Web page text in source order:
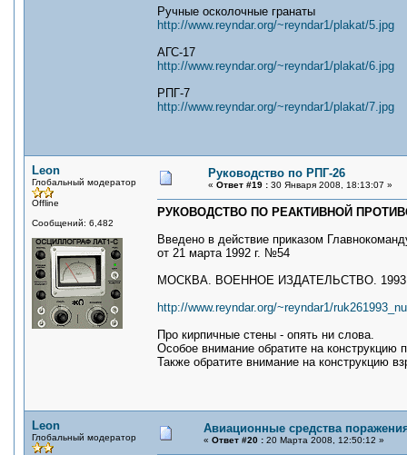
Ручные осколочные гранаты
http://www.reyndar.org/~reyndar1/plakat/5.jpg
АГС-17
http://www.reyndar.org/~reyndar1/plakat/6.jpg
РПГ-7
http://www.reyndar.org/~reyndar1/plakat/7.jpg
Leon
Глобальный модератор
Offline
Сообщений: 6,482
Руководство по РПГ-26
« Ответ #19 : 30 Января 2008, 18:13:07 »
РУКОВОДСТВО ПО РЕАКТИВНОЙ
Введено в действие приказом
от 21 марта 1992 г. №54
МОСКВА. ВОЕННОЕ ИЗДАТЕЛЬСТВО. 1993
http://www.reyndar.org/~reyndar1/
Про кирпичные стены - опять ни слова.
Особое внимание обратите на конструкцию
Также обратите внимание на конструкцию
Leon
Глобальный модератор
Авиационные средства
« Ответ #20 : 20 Марта 2008, 12:50:12 »